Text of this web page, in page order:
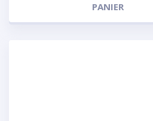
PANIER